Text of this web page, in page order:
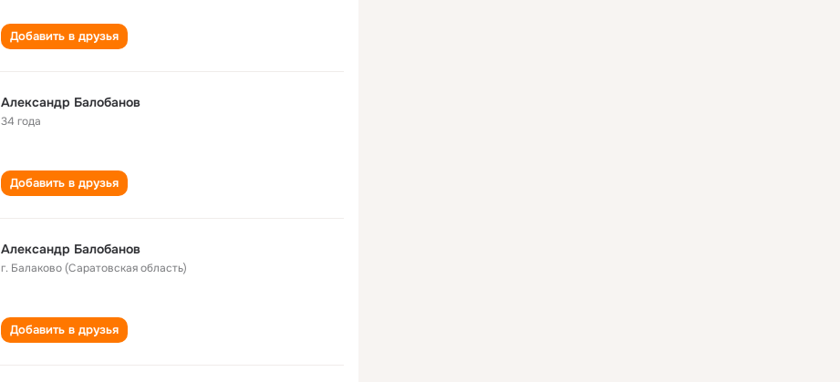
Добавить в друзья
Александр Балобанов
34 года
Добавить в друзья
Александр Балобанов
г. Балаково (Саратовская область)
Добавить в друзья